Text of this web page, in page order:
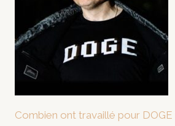
Combien ont travaillé pour